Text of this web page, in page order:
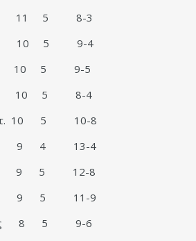
11 5 8-3
5 9-4
10 5 9-5
10 5 8-4
10 5 10-8
9 4 13-4
9 5 12-8
9 5 11-9
8 5 9-6